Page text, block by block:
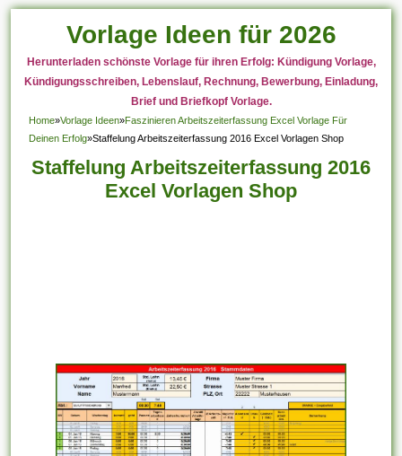
Vorlage Ideen für 2026
Herunterladen schönste Vorlage für ihren Erfolg: Kündigung Vorlage,
Kündigungsschreiben, Lebenslauf, Rechnung, Bewerbung, Einladung,
Brief und Briefkopf Vorlage.
Home»Vorlage Ideen»Faszinieren Arbeitszeiterfassung Excel Vorlage Für
Deinen Erfolg»Staffelung Arbeitszeiterfassung 2016 Excel Vorlagen Shop
Staffelung Arbeitszeiterfassung 2016
Excel Vorlagen Shop